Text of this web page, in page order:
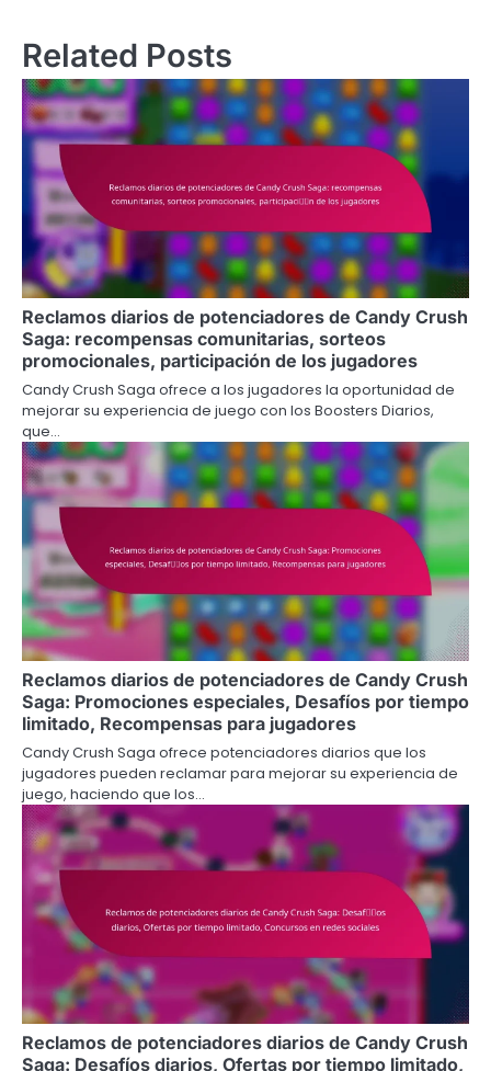
Related Posts
Reclamos diarios de potenciadores de Candy Crush
Saga: recompensas comunitarias, sorteos
promocionales, participación de los jugadores
Candy Crush Saga ofrece a los jugadores la oportunidad de
mejorar su experiencia de juego con los Boosters Diarios,
que…
Reclamos diarios de potenciadores de Candy Crush
Saga: Promociones especiales, Desafíos por tiempo
limitado, Recompensas para jugadores
Candy Crush Saga ofrece potenciadores diarios que los
jugadores pueden reclamar para mejorar su experiencia de
juego, haciendo que los…
Reclamos de potenciadores diarios de Candy Crush
Saga: Desafíos diarios, Ofertas por tiempo limitado,